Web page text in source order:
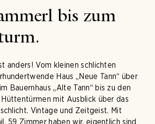
bis zum
anders! Vom kleinen schlichten
Haus „Neue Tann“ über
Bauernhaus „Alte Tann“ bis zu den
mit Ausblick über das
Vintage und Zeitgeist. Mit
59 Zimmer haben wir, eigentlich sind